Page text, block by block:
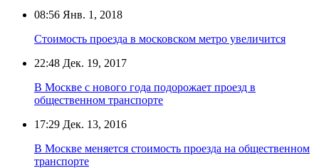
08:56 Янв. 1, 2018
Стоимость проезда в московском метро увеличится
22:48 Дек. 19, 2017
В Москве с нового года подорожает проезд в
общественном транспорте
17:29 Дек. 13, 2016
В Москве меняется стоимость проезда на общественном
транспорте